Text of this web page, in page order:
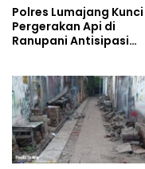
Polres Lumajang Kunci
Pergerakan Api di
Ranupani Antisipasi